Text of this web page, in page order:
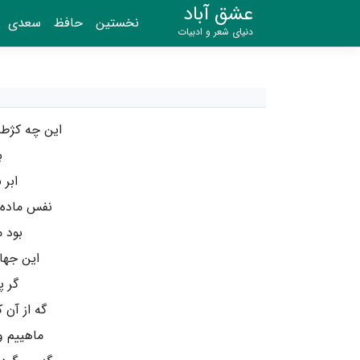
عشق آباد
دنیای شعر و ادبیات نخستین حافظ سعدی
این چه
نفس
بود
این
گر
گه از